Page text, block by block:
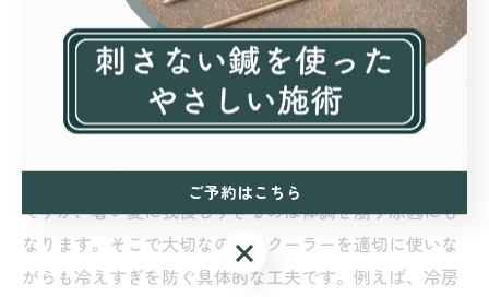
クーラー環境で妊活を続ける秘訣と
妊活中でも快適に過ごせるクーラー対策の工夫
妊活中は冷房の使用を控えめにしたいと考える方も多い
ですが、暑い夏に我慢しすぎるのは体調を崩す原因にも
なります。そこで大切なのが、クーラーを適切に使いな
がらも冷えすぎを防ぐ具体的な工夫です。例えば、冷房
ご予約はこちら
ご予約はこちら